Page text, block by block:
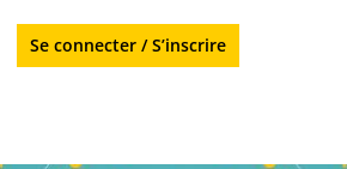
Se connecter / S’inscrire